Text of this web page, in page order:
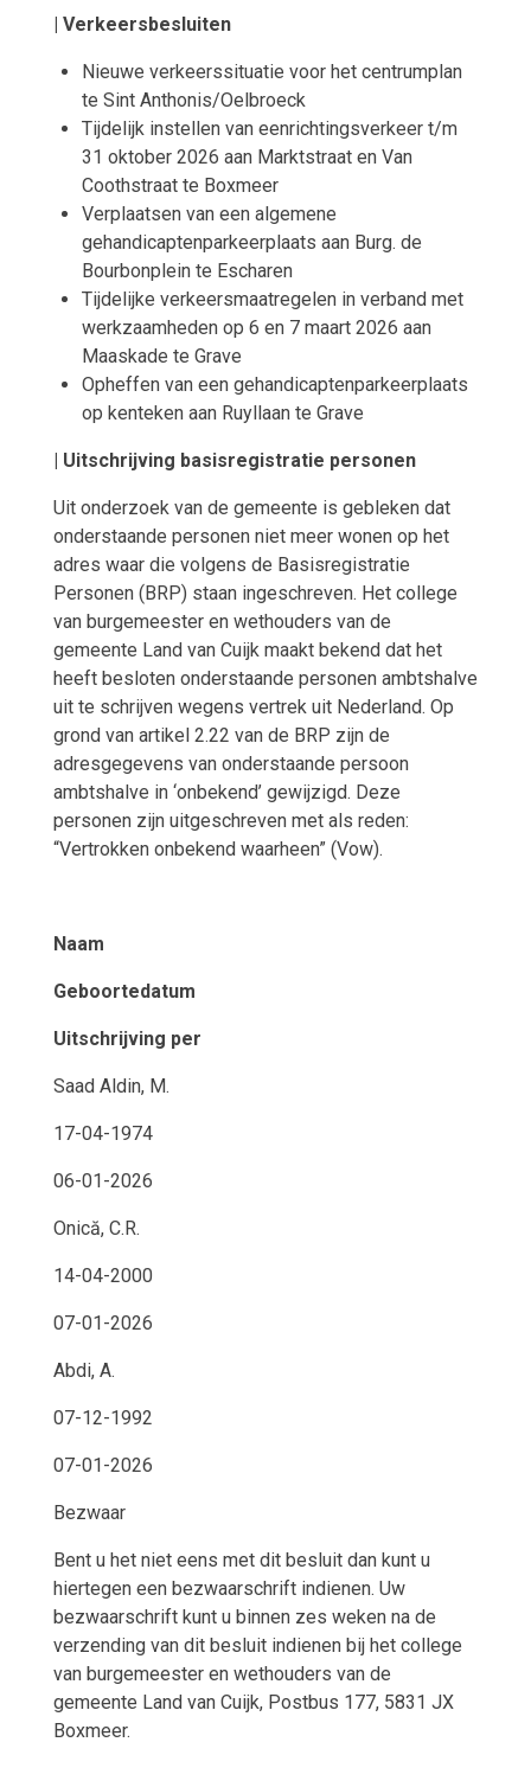
| Verkeersbesluiten
Nieuwe verkeerssituatie voor het centrumplan
te Sint Anthonis/Oelbroeck
Tijdelijk instellen van eenrichtingsverkeer t/m
31 oktober 2026 aan Marktstraat en Van
Coothstraat te Boxmeer
Verplaatsen van een algemene
gehandicaptenparkeerplaats aan Burg. de
Bourbonplein te Escharen
Tijdelijke verkeersmaatregelen in verband met
werkzaamheden op 6 en 7 maart 2026 aan
Maaskade te Grave
Opheffen van een gehandicaptenparkeerplaats
op kenteken aan Ruyllaan te Grave
| Uitschrijving basisregistratie personen
Uit onderzoek van de gemeente is gebleken dat
onderstaande personen niet meer wonen op het
adres waar die volgens de Basisregistratie
Personen (BRP) staan ingeschreven. Het college
van burgemeester en wethouders van de
gemeente Land van Cuijk maakt bekend dat het
heeft besloten onderstaande personen ambtshalve
uit te schrijven wegens vertrek uit Nederland. Op
grond van artikel 2.22 van de BRP zijn de
adresgegevens van onderstaande persoon
ambtshalve in ‘onbekend’ gewijzigd. Deze
personen zijn uitgeschreven met als reden:
“Vertrokken onbekend waarheen” (Vow).
Naam
Geboortedatum
Uitschrijving per
Saad Aldin, M.
17-04-1974
06-01-2026
Onică, C.R.
14-04-2000
07-01-2026
Abdi, A.
07-12-1992
07-01-2026
Bezwaar
Bent u het niet eens met dit besluit dan kunt u
hiertegen een bezwaarschrift indienen. Uw
bezwaarschrift kunt u binnen zes weken na de
verzending van dit besluit indienen bij het college
van burgemeester en wethouders van de
gemeente Land van Cuijk, Postbus 177, 5831 JX
Boxmeer.